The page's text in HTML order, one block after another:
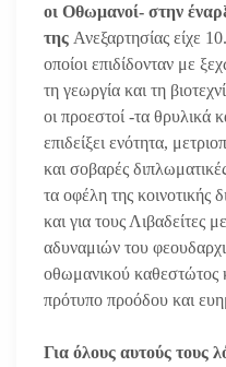
οι Οθωμανοί- στην
της Ανεξαρτησίας είχε
οποίοι επιδίδονταν με
τη γεωργία και τη
οι προεστοί -τα θρυλικά
επιδείξει ενότητα,
και σοβαρές
τα οφέλη της κοινοτικής
και για τους Λιβαδείτες
αδυναμιών του
οθωμανικού καθεστώτος
πρότυπο προόδου και
Για όλους αυτούς τους